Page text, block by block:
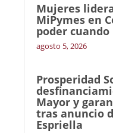
Mujeres
MiPymes en
poder
agosto 5, 2026
Prosperidad
Mayor y
tras anuncio
Espriella